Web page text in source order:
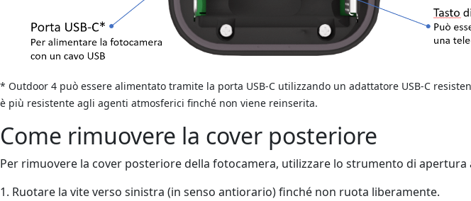
* Outdoor 4 può essere alimentato tramite la porta USB-C utilizzando un adattatore USB-C
è più resistente agli agenti atmosferici finché non viene reinserita.
Come rimuovere la cover posteriore
Per rimuovere la cover posteriore della fotocamera, utilizzare lo strumento di
1. Ruotare la vite verso sinistra (in senso antiorario) finché non ruota liberamente.